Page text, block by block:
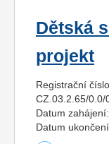
Dětská
projekt
Registrační
CZ.03.2.65/0.0/
Datum
Datum